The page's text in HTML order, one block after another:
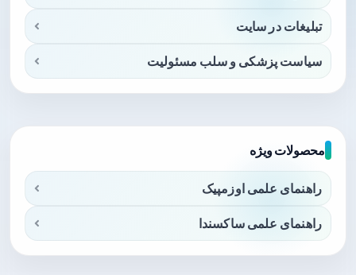
تبلیغات در سایت
سیاست پزشکی و سلب مسئولیت
محصولات ویژه
راهنمای علمی اوزمپیک
راهنمای علمی ساکسندا